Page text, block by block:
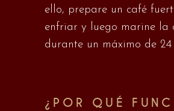
ello, prepare un café
enfriar y luego marine la
durante un máximo de 24
¿POR QUÉ